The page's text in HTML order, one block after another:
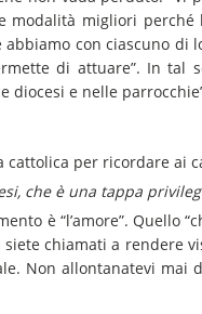
modalità migliori
abbiamo con ciascuno
di attuare”. In tal
diocesi e nelle
cattolica per ricordare ai
che è una tappa
è “l’amore”.
chiamati a rendere
Non allontanatevi mai